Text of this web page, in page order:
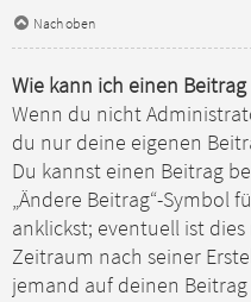
Nach oben
Wie kann ich einen
Wenn du nicht
du nur deine eigenen
Du kannst einen Beitrag
„Ändere Beitrag“-Symbol
anklickst; eventuell ist
Zeitraum nach seiner
jemand auf deinen